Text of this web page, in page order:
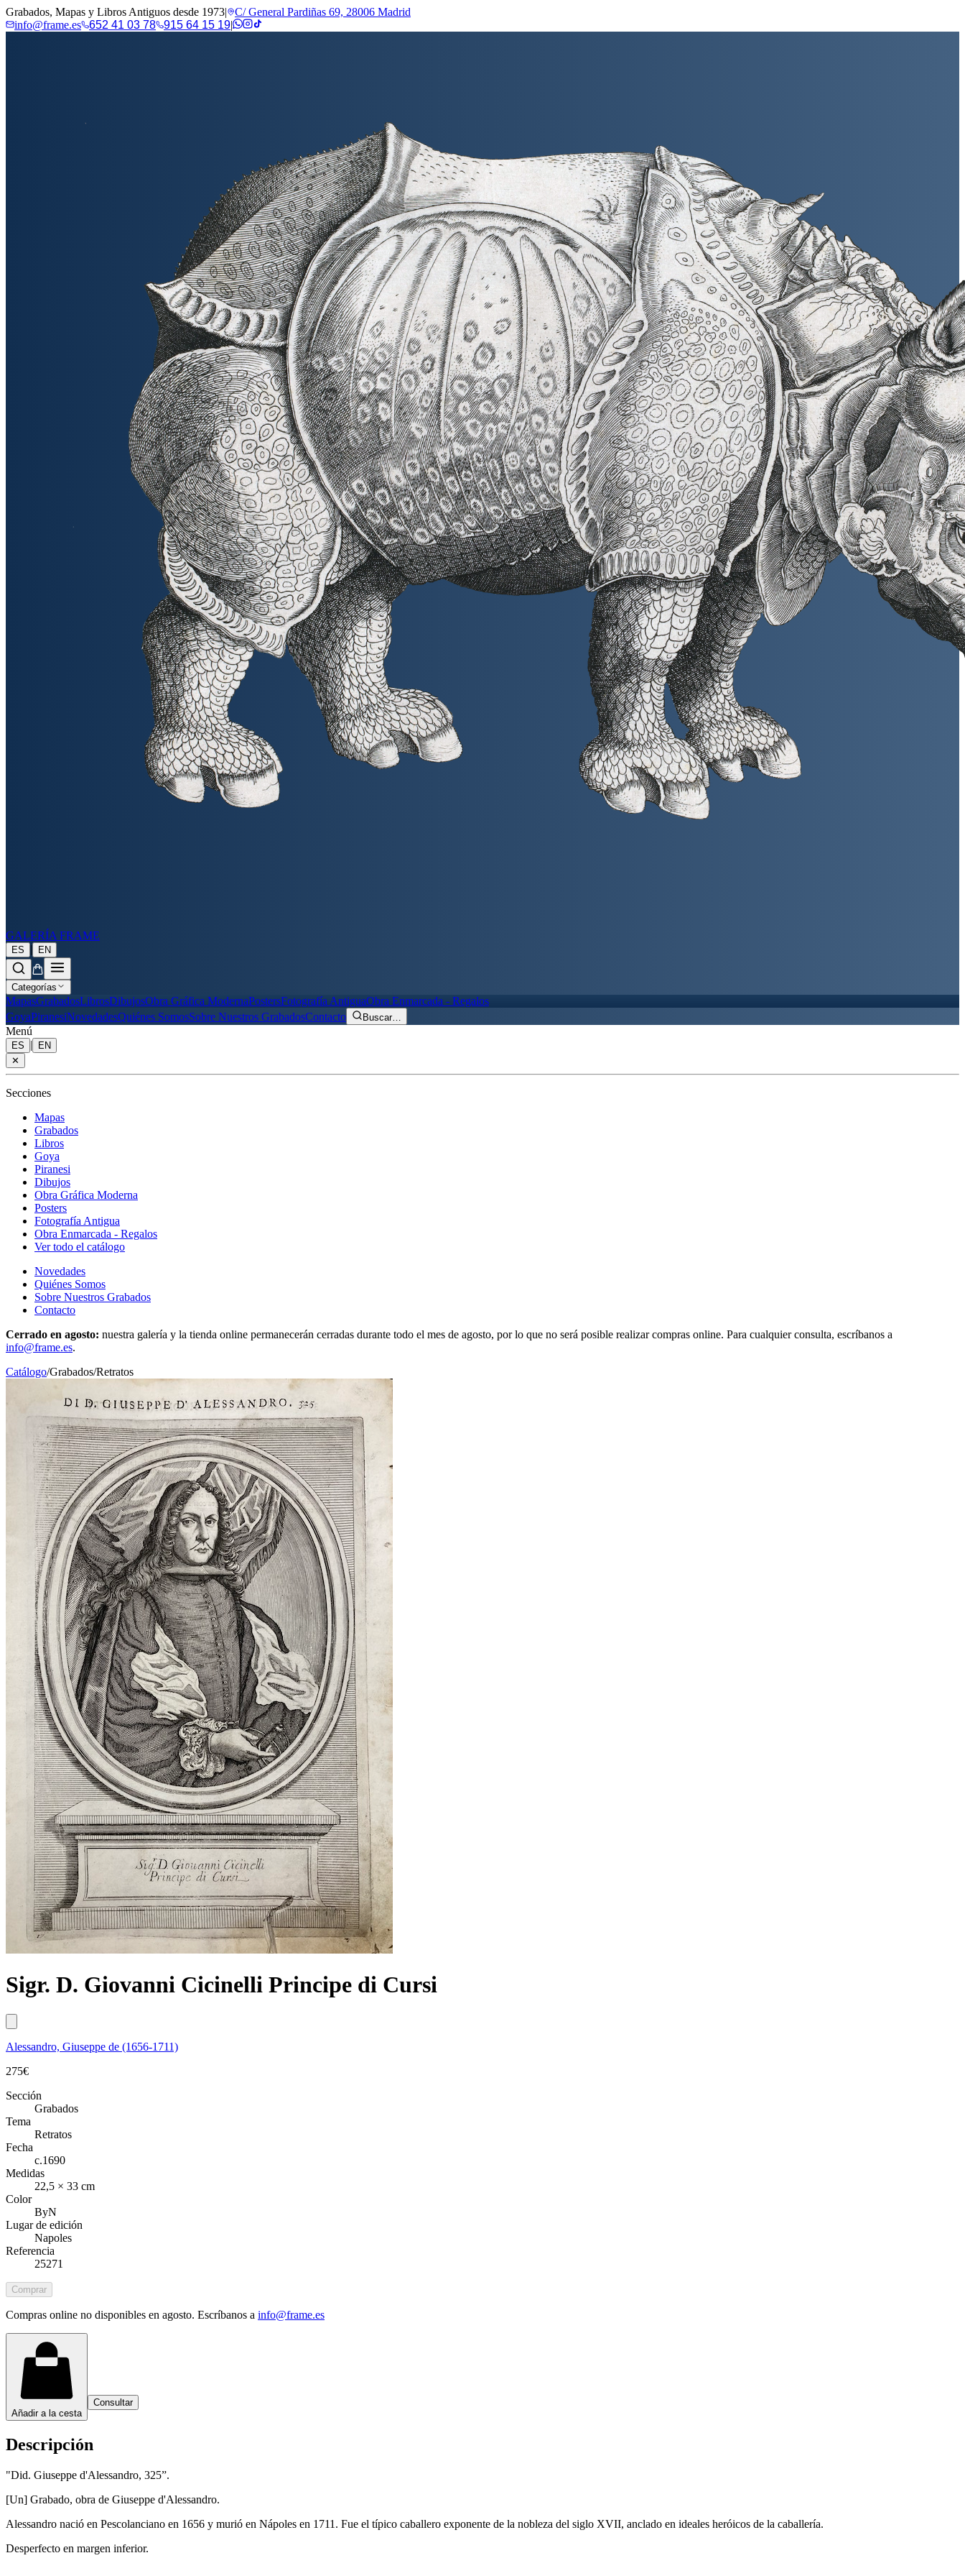
Grabados, Mapas y Libros Antiguos desde 1973|
C/ General Pardiñas 69, 28006 Madrid
info@frame.es
652 41 03 78 915 64 15 19|
GALERÍA FRAME
ES | EN
Categorías
MapasGrabadosLibrosDibujosObra Gráfica ModernaPostersFotografía AntiguaObra Enmarcada - Regalos
GoyaPiranesiNovedadesQuiénes SomosSobre Nuestros GrabadosContacto Buscar…
Menú
ES |
EN
✕
Secciones
Mapas
Grabados
Libros
Goya
Piranesi
Dibujos
Obra Gráfica Moderna
Posters
Fotografía Antigua
Obra Enmarcada - Regalos
Ver todo el catálogo
Novedades
Quiénes Somos
Sobre Nuestros Grabados
Contacto
Cerrado en agosto: nuestra galería y la tienda online permanecerán cerradas durante todo el mes de agosto, por lo que no será posible realizar compras online. Para cualquier consulta, escríbanos a
info@frame.es.
Catálogo/Grabados/Retratos
Sigr. D. Giovanni Cicinelli Principe di Cursi
Alessandro, Giuseppe de (1656-1711)
275€
Sección
Grabados
Tema
Retratos
Fecha
c.1690
Medidas
22,5 × 33 cm
Color
ByN
Lugar de edición
Napoles
Referencia
25271
Comprar
Compras online no disponibles en agosto. Escríbanos a info@frame.es
Añadir a la cesta
Consultar
Descripción
"Did. Giuseppe d'Alessandro, 325”.
[Un] Grabado, obra de Giuseppe d'Alessandro.
Alessandro nació en Pescolanciano en 1656 y murió en Nápoles en 1711. Fue el típico caballero exponente de la nobleza del siglo XVII, anclado en ideales heróicos de la caballería.
Desperfecto en margen inferior.